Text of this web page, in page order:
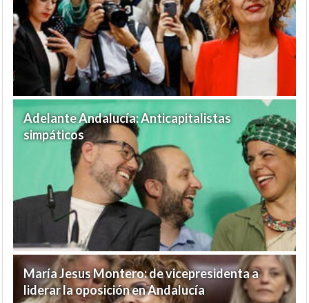
Adelante Andalucía: Anticapitalistas
simpáticos
María Jesus Montero: de vicepresidenta a
liderar la oposición en Andalucía